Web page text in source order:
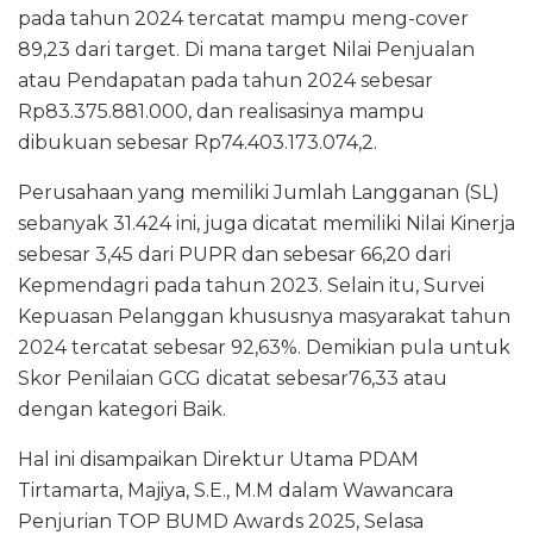
pada tahun 2024 tercatat mampu meng-cover
89,23 dari target. Di mana target Nilai Penjualan
atau Pendapatan pada tahun 2024 sebesar
Rp83.375.881.000, dan realisasinya mampu
dibukuan sebesar Rp74.403.173.074,2.
Perusahaan yang memiliki Jumlah Langganan (SL)
sebanyak 31.424 ini, juga dicatat memiliki Nilai Kinerja
sebesar 3,45 dari PUPR dan sebesar 66,20 dari
Kepmendagri pada tahun 2023. Selain itu, Survei
Kepuasan Pelanggan khususnya masyarakat tahun
2024 tercatat sebesar 92,63%. Demikian pula untuk
Skor Penilaian GCG dicatat sebesar76,33 atau
dengan kategori Baik.
Hal ini disampaikan Direktur Utama PDAM
Tirtamarta, Majiya, S.E., M.M dalam Wawancara
Penjurian TOP BUMD Awards 2025, Selasa